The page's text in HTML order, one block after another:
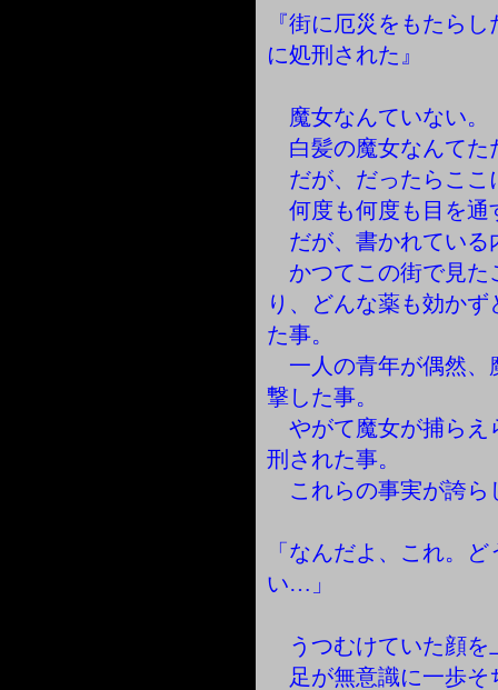
『街に厄災をもたら
に処刑された』
魔女なんていない。
白髪の魔女なんてた
だが、だったらここ
何度も何度も目を通
だが、書かれている
かつてこの街で見た
り、どんな薬も効か
た事。
一人の青年が偶然、
撃した事。
やがて魔女が捕らえ
刑された事。
これらの事実が誇ら
「なんだよ、これ。
い…」
うつむけていた顔を
足が無意識に一歩そ